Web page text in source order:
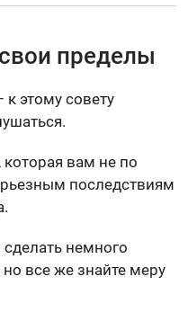
пределы
этому совету
которая вам не по
последствиям
сделать немного
все же знайте меру